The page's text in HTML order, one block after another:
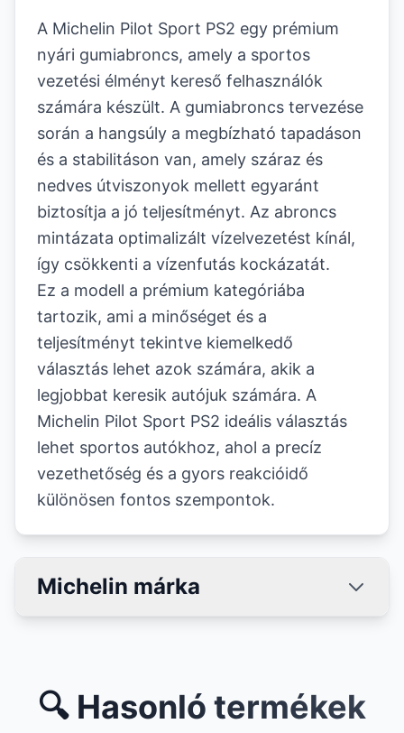
A Michelin Pilot Sport PS2 egy prémium
nyári gumiabroncs, amely a sportos
vezetési élményt kereső felhasználók
számára készült. A gumiabroncs tervezése
során a hangsúly a megbízható tapadáson
és a stabilitáson van, amely száraz és
nedves útviszonyok mellett egyaránt
biztosítja a jó teljesítményt. Az abroncs
mintázata optimalizált vízelvezetést kínál,
így csökkenti a vízenfutás kockázatát.
Ez a modell a prémium kategóriába
tartozik, ami a minőséget és a
teljesítményt tekintve kiemelkedő
választás lehet azok számára, akik a
legjobbat keresik autójuk számára. A
Michelin Pilot Sport PS2 ideális választás
lehet sportos autókhoz, ahol a precíz
vezethetőség és a gyors reakcióidő
különösen fontos szempontok.
Michelin márka
🔍 Hasonló termékek